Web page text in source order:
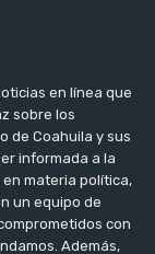
en línea que
sobre los
de Coahuila y sus
informada a la
materia política,
un equipo de
con
Además,